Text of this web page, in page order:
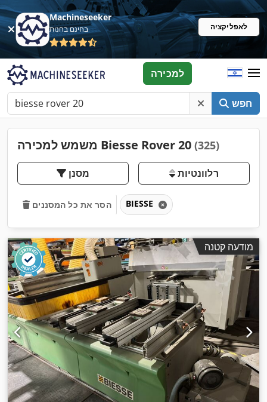
Machineseeker
בחינם בחנות לאפליקציה
חפש
למכירה
משמש למכירה Biesse Rover 20 (325)
מסנן רלוונטיות
הסר את כל המסננים BIESSE
מודעה קטנה